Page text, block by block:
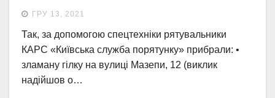
ГРУ 13, 2021
Так, за допомогою спецтехніки рятувальники
КАРС «Київська служба порятунку» прибрали: •
зламану гілку на вулиці Мазепи, 12 (виклик
надійшов о…